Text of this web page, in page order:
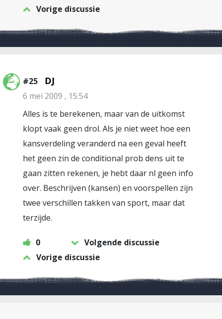
Vorige discussie
#25 DJ
6 mei 2009 , 15:54
Alles is te berekenen, maar van de uitkomst
klopt vaak geen drol. Als je niet weet hoe een
kansverdeling veranderd na een geval heeft
het geen zin de conditional prob dens uit te
gaan zitten rekenen, je hebt daar nl geen info
over. Beschrijven (kansen) en voorspellen zijn
twee verschillen takken van sport, maar dat
terzijde.
0
Volgende discussie
Vorige discussie